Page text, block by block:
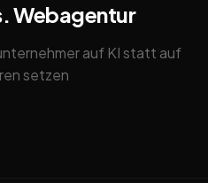
Webagentur
auf KI statt auf
setzen